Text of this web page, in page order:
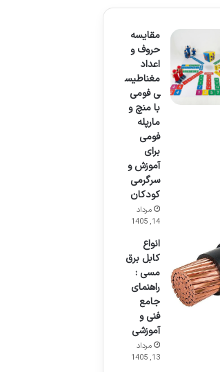
مقایسه
حروف و
اعداد
مغناطیس
ی فومی
با منچ و
مارپله
فومی
برای
آموزش و
سرگرمی
کودکان
مرداد
14, 1405
انواع
کابل برق
مسی :
راهنمای
جامع
فنی و
آموزشی
مرداد
13, 1405